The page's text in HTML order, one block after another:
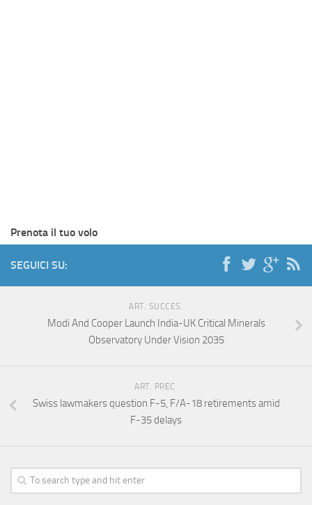
Prenota il tuo volo
SEGUICI SU:
ART. SUCCES.
Modi And Cooper Launch India-UK Critical Minerals
Observatory Under Vision 2035
ART. PREC.
Swiss lawmakers question F-5, F/A-18 retirements amid
F-35 delays